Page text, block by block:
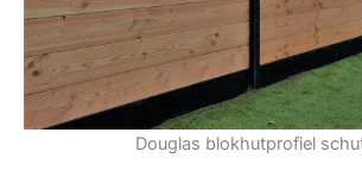
Douglas blokhutprofiel